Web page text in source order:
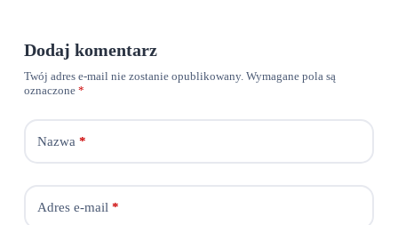
Dodaj komentarz
Twój adres e-mail nie zostanie opublikowany. Wymagane pola są
oznaczone *
Nazwa *
Adres e-mail *